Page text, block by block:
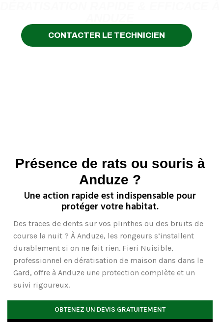
CONTACTER LE TECHNICIEN
Présence de rats ou souris à
Anduze ?
Une action rapide est indispensable pour
protéger votre habitat.
Des traces de dents sur vos plinthes ou des bruits de
course la nuit ? À Anduze, les rongeurs s’installent
durablement si on ne fait rien. Fieri Nuisible,
professionnel en dératisation de maison dans dans le
Gard, offre à Anduze une protection complète et un
suivi rigoureux.
OBTENEZ UN DEVIS GRATUITEMENT